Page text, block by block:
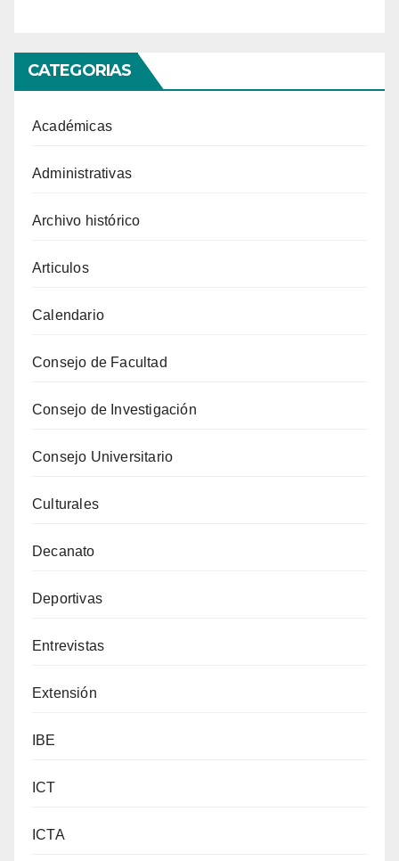
CATEGORIAS
Académicas
Administrativas
Archivo histórico
Articulos
Calendario
Consejo de Facultad
Consejo de Investigación
Consejo Universitario
Culturales
Decanato
Deportivas
Entrevistas
Extensión
IBE
ICT
ICTA